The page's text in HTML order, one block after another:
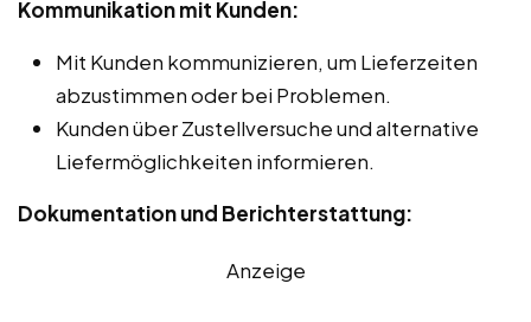
Kommunikation mit Kunden:
Mit Kunden kommunizieren, um Lieferzeiten
abzustimmen oder bei Problemen.
Kunden über Zustellversuche und alternative
Liefermöglichkeiten informieren.
Dokumentation und Berichterstattung:
Anzeige